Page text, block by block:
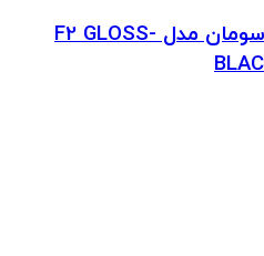
کلاه کاسکت فک متحرک سومان مدل F2 GLOSS-